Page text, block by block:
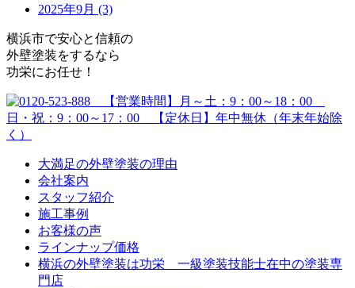
2025年9月 (3)
横浜市で安心と信頼の
外壁塗装をするなら
功栄にお任せ！
大満足の外壁塗装の理由
会社案内
スタッフ紹介
施工事例
お客様の声
ラインナップ価格
横浜の外壁塗装は功栄 一級塗装技能士在中の塗装専
門店